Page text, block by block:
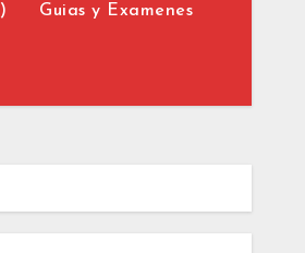
Guias y Examenes